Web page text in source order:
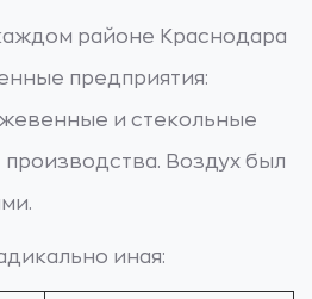
районе Краснодара
предприятия:
и стекольные
Воздух был
иная: